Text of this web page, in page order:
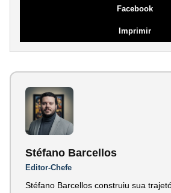
Facebook
Imprimir
Stéfano Barcellos
Editor-Chefe
Stéfano Barcellos construiu sua